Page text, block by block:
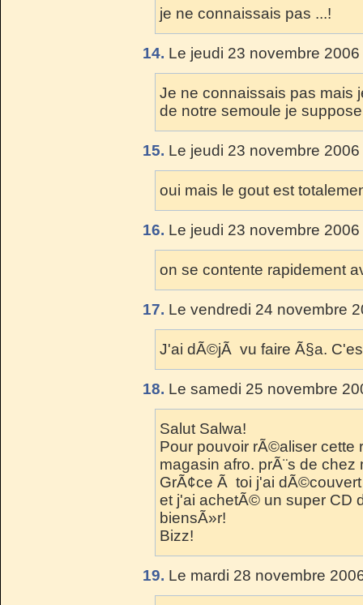
je ne connaissais pas ...!
14. Le jeudi 23 novembre
Je ne connaissais pas mais
de notre semoule je
15. Le jeudi 23 novembre
oui mais le gout est
16. Le jeudi 23 novembre
on se contente rapidement
17. Le vendredi 24 novembre
J'ai dÃ©jÃ vu faire Ã§a.
18. Le samedi 25 novembre
Salut Salwa!
Pour pouvoir rÃ©aliser cette
magasin afro. prÃ¨s de chez
GrÃ¢ce Ã toi j'ai
et j'ai achetÃ© un super CD
biensÃ»r!
Bizz!
19. Le mardi 28 novembre